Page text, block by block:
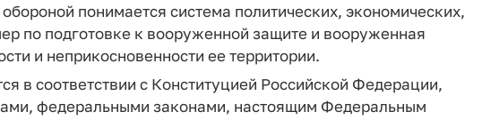
понимается система политических, экономических,
по подготовке к вооруженной защите и вооруженная
и неприкосновенности ее территории.
в соответствии с Конституцией Российской Федерации,
федеральными законами, настоящим Федеральным